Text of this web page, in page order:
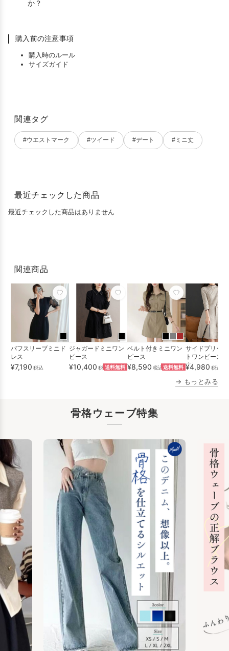
か？
購入前の注意事項
購入時のルール
サイズガイド
関連タグ
#ウエストマーク #ツイード #デート #ミニ丈
最近チェックした商品
最近チェックした商品はありません
関連商品
パフスリーブミニド
レス
¥7,190 税込
ジャガードミニワン
ピース
¥10,400 税込送料無料
ベルト付きミニワン
ピース
¥8,590 税込 送料無料
サイドプリー
トワンピース
丈）
¥4,980 税込
→ もっとみる
骨格ウェーブ特集